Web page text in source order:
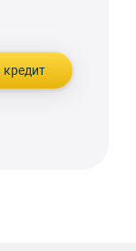
кредит